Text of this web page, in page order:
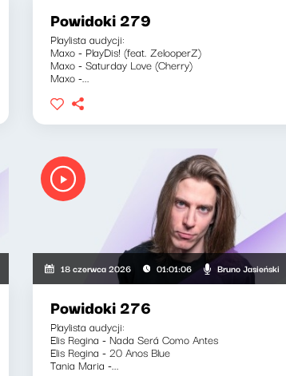
Powidoki 279
Playlista audycji:
Maxo - PlayDis! (feat. ZelooperZ)
Maxo - Saturday Love (Cherry)
Maxo -...
18 czerwca 2026 01:01:06 Bruno Jasieński
Powidoki 276
Playlista audycji:
Elis Regina - Nada Será Como Antes
Elis Regina - 20 Anos Blue
Tania Maria -...